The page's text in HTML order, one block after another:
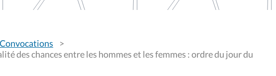
Convocations
des chances entre les hommes et les femmes : ordre du jour du